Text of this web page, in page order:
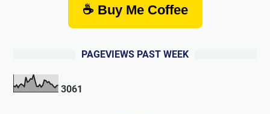
☕ Buy Me Coffee
PAGEVIEWS PAST WEEK
3061